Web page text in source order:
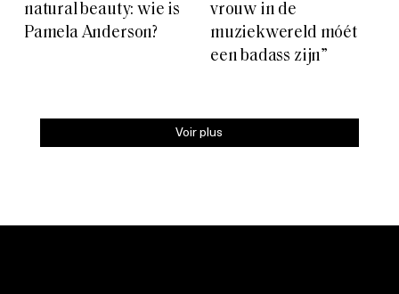
natural beauty: wie is
Pamela Anderson?
vrouw in de
muziekwereld móét
een badass zijn”
Voir plus